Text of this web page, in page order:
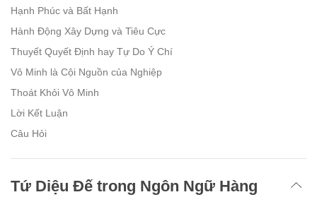
Hạnh Phúc và Bất Hạnh
Hành Động Xây Dựng và Tiêu Cực
Thuyết Quyết Định hay Tự Do Ý Chí
Vô Minh là Cội Nguồn của Nghiệp
Thoát Khỏi Vô Minh
Lời Kết Luận
Câu Hỏi
Tứ Diệu Đế trong Ngôn Ngữ Hàng